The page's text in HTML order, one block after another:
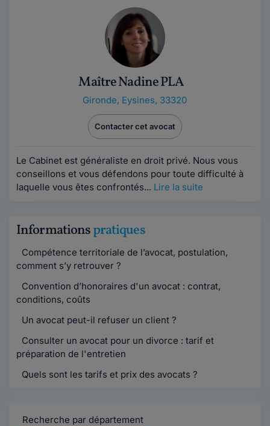
Maître Nadine PLA
Gironde, Eysines, 33320
Contacter cet avocat
Le Cabinet est généraliste en droit privé. Nous vous
conseillons et vous défendons pour toute difficulté à
laquelle vous êtes confrontés... Lire la suite
Informationspratiques
Compétence territoriale de l’avocat, postulation,
comment s’y retrouver ?
Convention d’honoraires d'un avocat : contrat,
conditions, coûts
Un avocat peut-il refuser un client ?
Consulter un avocat pour un divorce : tarif et
préparation de l'entretien
Quels sont les tarifs et prix des avocats ?
Recherche par département